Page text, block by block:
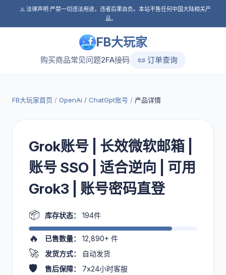
⚠️ 法律声明:严禁一切违法用途，违者后果自负。本站不售任何中国大陆相关产
品。
FB大玩家
购买商品常见问题2FA接码 📜 订单查询
FB大玩家首页 / OpenAi / ChatGpt账号 / 产品详情
Grok账号 | 长效微软邮箱 |
账号 SSO | 适合逆向 | 可用
Grok3 | 账号密码直登
📦 库存状态： 194件
🔥 已售数量： 12,890+ 件
🚀 发货方式： 自动发货
🛡️ 售后保障： 7x24小时客服